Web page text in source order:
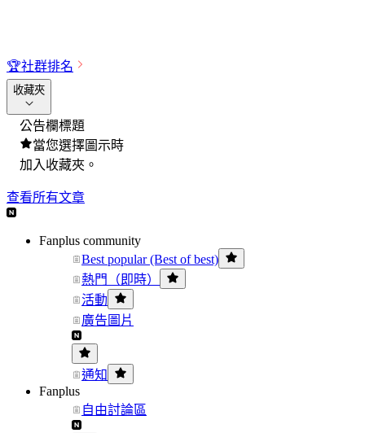
🏆社群排名
收藏夾
公告欄標題
當您選擇圖示時
加入收藏夾。
查看所有文章
Fanplus community
Best popular (Best of best)
熱門（即時）
活動
廣告圖片
通知
Fanplus
自由討論區